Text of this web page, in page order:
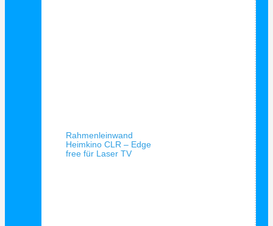
Rahmenleinwand
Heimkino CLR – Edge
free für Laser TV